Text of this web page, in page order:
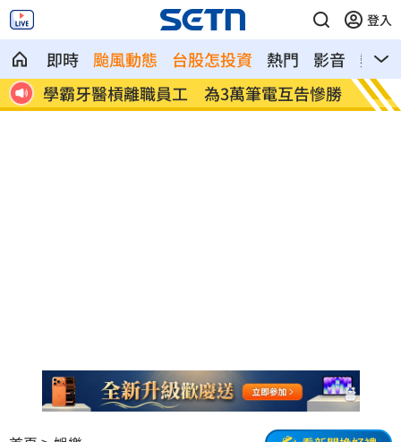
登入
即時 颱風動態 台股怎投資 熱門 影音
熱搜
風
學霸牙醫槓離職員工 為3萬筆電互告慘勝 俄羅